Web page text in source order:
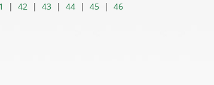
| 42 | 43 | 44 | 45 | 46